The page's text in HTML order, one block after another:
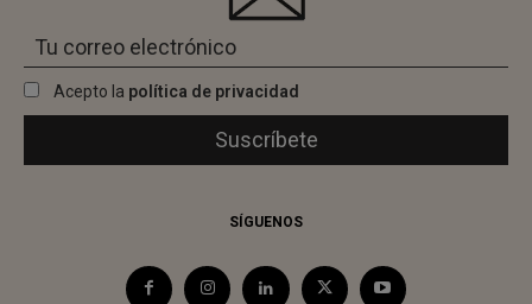
Acepto la política de privacidad
SÍGUENOS